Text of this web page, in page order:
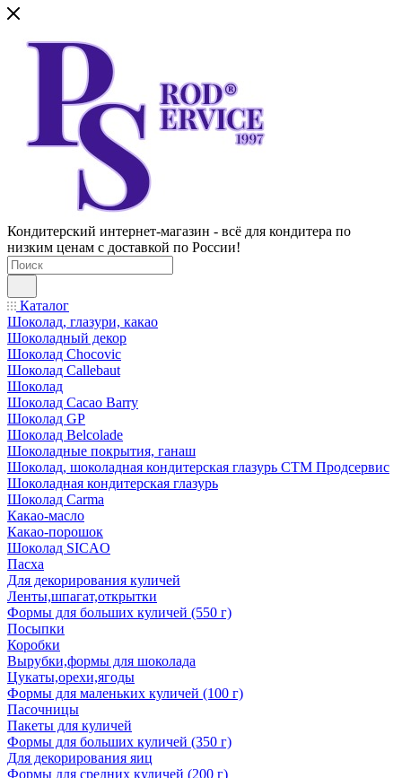
Кондитерский интернет-магазин - всё для кондитера по
низким ценам с доставкой по России!
Каталог
Шоколад, глазури, какао
Шоколадный декор
Шоколад Chocovic
Шоколад Callebaut
Шоколад
Шоколад Cacao Barry
Шоколад GP
Шоколад Belcolade
Шоколадные покрытия, ганаш
Шоколад, шоколадная кондитерская глазурь СТМ Продсервис
Шоколадная кондитерская глазурь
Шоколад Carma
Какао-масло
Какао-порошок
Шоколад SICAO
Пасха
Для декорирования куличей
Ленты,шпагат,открытки
Формы для больших куличей (550 г)
Посыпки
Коробки
Вырубки,формы для шоколада
Цукаты,орехи,ягоды
Формы для маленьких куличей (100 г)
Пасочницы
Пакеты для куличей
Формы для больших куличей (350 г)
Для декорирования яиц
Формы для средних куличей (200 г)